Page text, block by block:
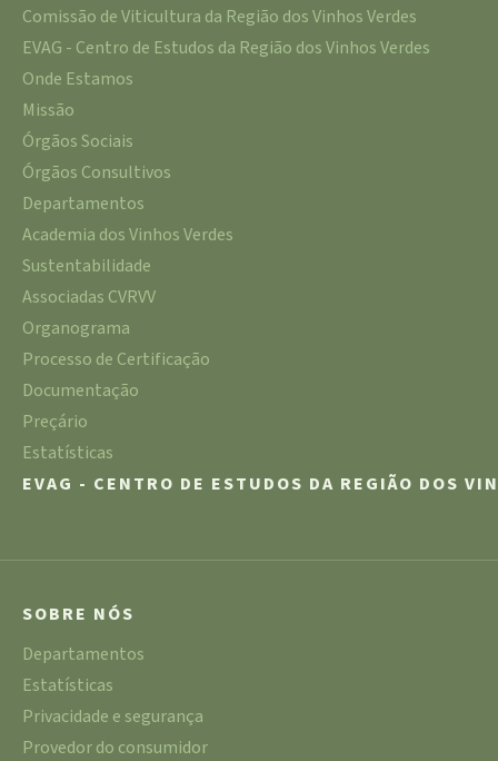
Comissão de Viticultura da Região dos Vinhos Verdes
EVAG - Centro de Estudos da Região dos Vinhos Verdes
Onde Estamos
Missão
Órgãos Sociais
Órgãos Consultivos
Departamentos
Academia dos Vinhos Verdes
Sustentabilidade
Associadas CVRVV
Organograma
Processo de Certificação
Documentação
Preçário
Estatísticas
EVAG - CENTRO DE ESTUDOS DA REGIÃO DOS
SOBRE NÓS
Departamentos
Estatísticas
Privacidade e segurança
Provedor do consumidor